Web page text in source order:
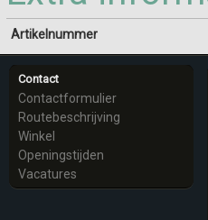
Artikelnummer
Contact
Contactformulier
Routebeschrijving
Winkel
Openingstijden
Vacatures